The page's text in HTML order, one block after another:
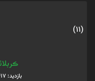
(11)
بازدید: 417 - کد متوفی: 6105971